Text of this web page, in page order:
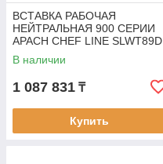
ВСТАВКА РАБОЧАЯ
НЕЙТРАЛЬНАЯ 900 СЕРИИ
APACH CHEF LINE SLWT89D
В наличии
1 087 831 ₸
Купить